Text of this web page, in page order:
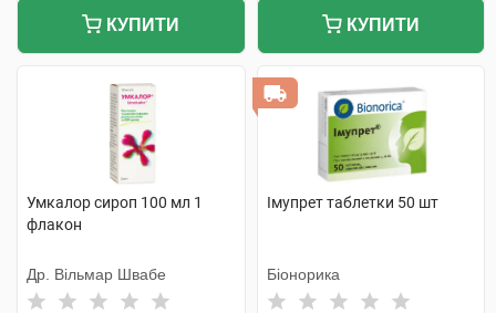
КУПИТИ КУПИТИ
Умкалор сироп 100 мл 1
флакон
Др. Вільмар Швабе
Імупрет таблетки 50 шт
Біонорика